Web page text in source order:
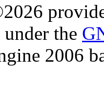
the
2006